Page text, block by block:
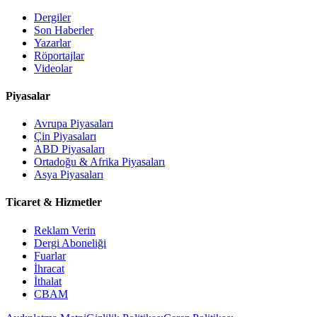
Dergiler
Son Haberler
Yazarlar
Röportajlar
Videolar
Piyasalar
Avrupa Piyasaları
Çin Piyasaları
ABD Piyasaları
Ortadoğu & Afrika Piyasaları
Asya Piyasaları
Ticaret & Hizmetler
Reklam Verin
Dergi Aboneliği
Fuarlar
İhracat
İthalat
CBAM